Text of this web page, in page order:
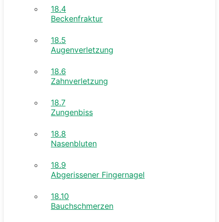
18.4
Beckenfraktur
18.5
Augenverletzung
18.6
Zahnverletzung
18.7
Zungenbiss
18.8
Nasenbluten
18.9
Abgerissener Fingernagel
18.10
Bauchschmerzen